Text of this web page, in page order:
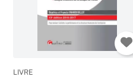
LIVRE